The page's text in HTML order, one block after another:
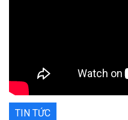
TIN TỨC